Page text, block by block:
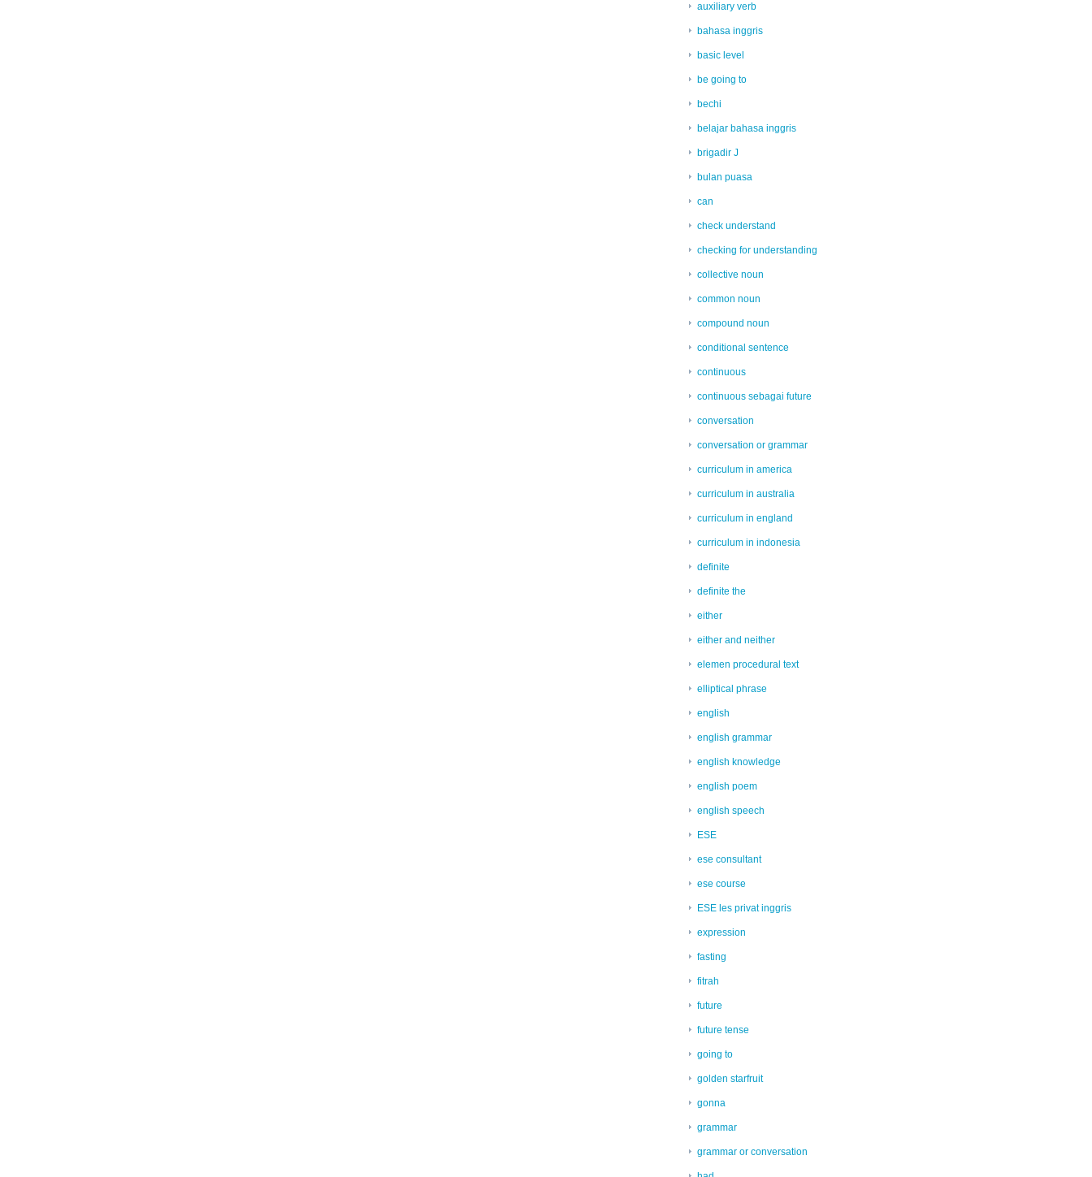
auxiliary verb
bahasa inggris
basic level
be going to
bechi
belajar bahasa inggris
brigadir J
bulan puasa
can
check understand
checking for understanding
collective noun
common noun
compound noun
conditional sentence
continuous
continuous sebagai future
conversation
conversation or grammar
curriculum in america
curriculum in australia
curriculum in england
curriculum in indonesia
definite
definite the
either
either and neither
elemen procedural text
elliptical phrase
english
english grammar
english knowledge
english poem
english speech
ESE
ese consultant
ese course
ESE les privat inggris
expression
fasting
fitrah
future
future tense
going to
golden starfruit
gonna
grammar
grammar or conversation